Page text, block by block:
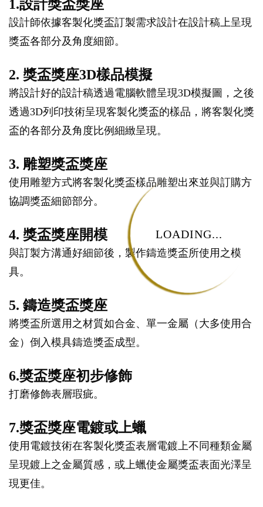
LOADING...
1.設計獎盃獎座
設計師依據客製化獎盃訂製需求設計在設計稿上呈現
獎盃各部分及角度細節。
2. 獎盃獎座3D樣品模擬
將設計好的設計稿透過電腦軟體呈現3D模擬圖，之後
透過3D列印技術呈現客製化獎盃的樣品，將客製化獎
盃的各部分及角度比例細緻呈現。
3. 雕塑獎盃獎座
使用雕塑方式將客製化獎盃樣品雕塑出來並與訂購方
協調獎盃細節部分。
4. 獎盃獎座開模
與訂製方溝通好細節後，製作鑄造獎盃所使用之模
具。
5. 鑄造獎盃獎座
將獎盃所選用之材質如合金、單一金屬（大多使用合
金）倒入模具鑄造獎盃成型。
6.獎盃獎座初步修飾
打磨修飾表層瑕疵。
7.獎盃獎座電鍍或上蠟
使用電鍍技術在客製化獎盃表層電鍍上不同種類金屬
呈現鍍上之金屬質感，或上蠟使金屬獎盃表面光澤呈
現更佳。